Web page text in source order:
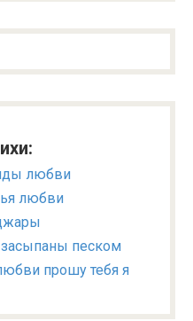
любви
любви
песком
прошу тебя я